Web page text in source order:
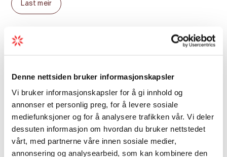
Denne nettsiden bruker informasjonskapsler
Vi bruker informasjonskapsler for å gi innhold og
annonser et personlig preg, for å levere sosiale
mediefunksjoner og for å analysere trafikken vår. Vi deler
dessuten informasjon om hvordan du bruker nettstedet
vårt, med partnerne våre innen sosiale medier,
annonsering og analysearbeid, som kan kombinere den
den fjerde Cittaslow-kommunen i landet, i
samfunn i 25 land verda over. Brakanes Hotel
tar del i arbeidet med å ivareta Ulvik sin
miljø og lokal produksjon.
Brakanes Hotel og Brakanes Kurs – og
konferansesenter er ein del av Fjordtind
Hotels.
Velkomen tilBrakanes Hotel- Eit hotell for
Last meir
Handikap
Klassifisering